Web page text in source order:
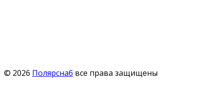
© 2026 Полярснаб все права защищены